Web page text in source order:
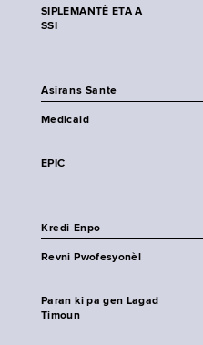
SIPLEMANTÈ ETA A
SSI
Asirans Sante
Medicaid
EPIC
Kredi Enpo
Revni Pwofesyonèl
Paran ki pa gen Lagad
Timoun